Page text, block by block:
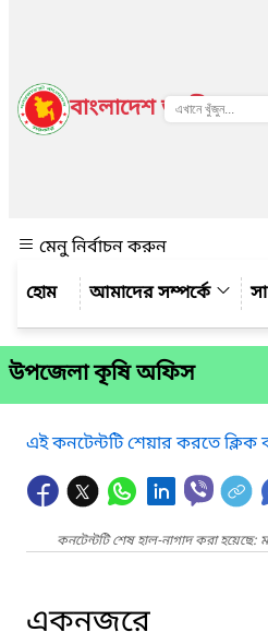
বাংলাদেশ জাতীয় তথ্য
মেনু নির্বাচন করুন
আমাদের সম্পর্কে
উপজেলা কৃষি অফিস
এই কনটেন্টটি শেয়ার করতে
কনটেন্টটি শেষ হাল-নাগাদ করা
একনজরে